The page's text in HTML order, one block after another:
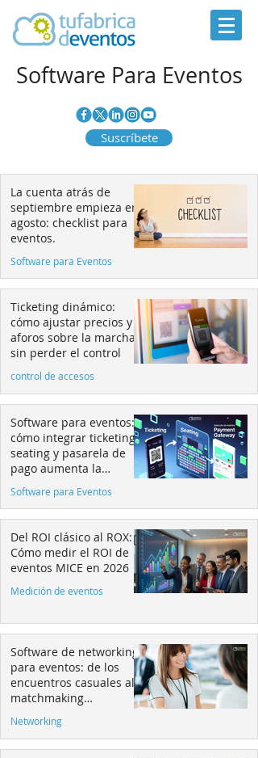
Software Para Eventos
Suscríbete
La cuenta atrás de
septiembre empieza en
agosto: checklist para
eventos.
Software para Eventos
Ticketing dinámico:
cómo ajustar precios y
aforos sobre la marcha
sin perder el control
control de accesos
Software para eventos:
cómo integrar ticketing,
seating y pasarela de
pago aumenta la
Software para Eventos
Del ROI clásico al ROX:
Cómo medir el ROI de
eventos MICE en 2026
Medición de eventos
Software de networking
para eventos: de los
encuentros casuales al
matchmaking
estratégico
Networking